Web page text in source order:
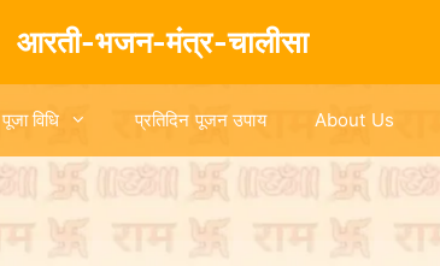
आरती-भजन-मंत्र-चालीसा
पूजा विधि प्रतिदिन पूजन उपाय About Us